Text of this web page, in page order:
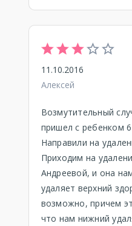
11.10.2016
Алексей
Возмутительный
пришел с ребенком
Направили на
Приходим на
Андреевой, и она
удаляет верхний
возможно, причем
что нам нижний